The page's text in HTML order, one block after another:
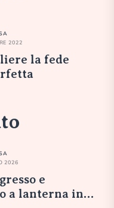
2022
la fede
2026
e
a lanterna in